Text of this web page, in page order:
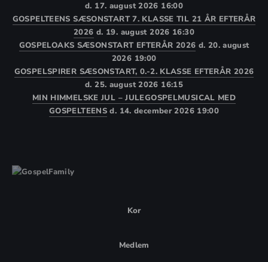
d. 17. august 2026 16:00
GOSPELTEENS SÆSONSTART 7. KLASSE TIL 21 ÅR EFTERÅR
2026 d. 19. august 2026 16:30
GOSPELOAKS SÆSONSTART EFTERÅR 2026 d. 20. august
2026 19:00
GOSPELSPIRER SÆSONSTART, 0.-2. KLASSE EFTERÅR 2026
d. 25. august 2026 16:15
MIN HIMMELSKE JUL – JULEGOSPELMUSICAL MED
GOSPELTEENS d. 14. december 2026 19:00
Kor
Medlem